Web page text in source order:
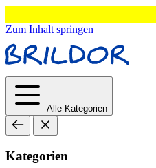
Zum Inhalt springen
Alle Kategorien
Kategorien